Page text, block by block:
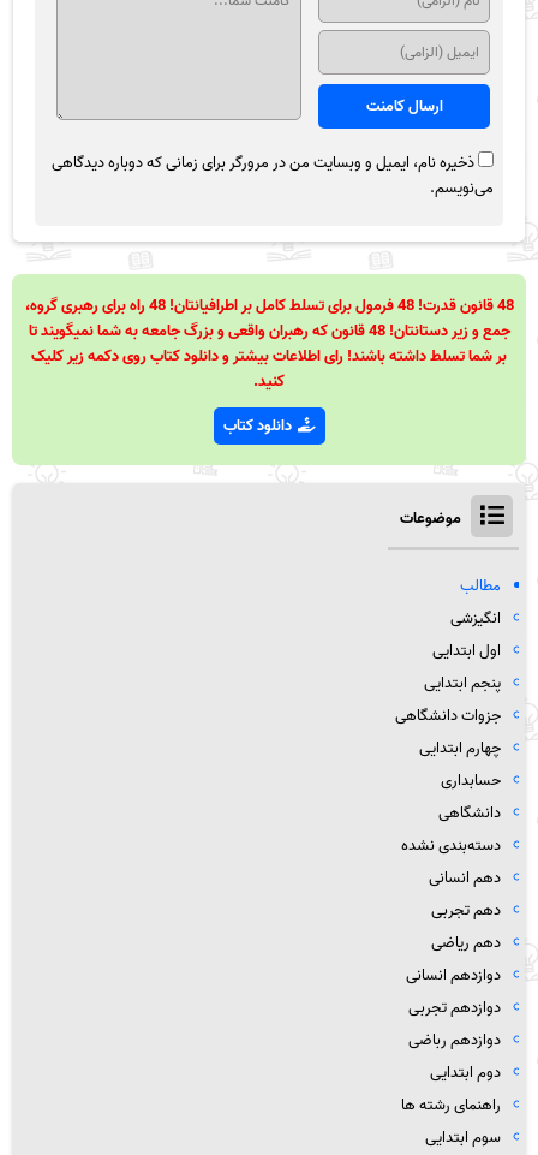
ذخیره نام، ایمیل و وبسایت من در مرورگر برای زمانی که دوباره دیدگاهی
می‌نویسم.
48 قانون قدرت! 48 فرمول برای تسلط کامل بر اطرافیانتان! 48 راه برای رهبری گروه،
جمع و زیر دستانتان! 48 قانون که رهبران واقعی و بزرگ جامعه به شما نمیگویند تا
بر شما تسلط داشته باشند! رای اطلاعات بیشتر و دانلود کتاب روی دکمه زیر کلیک
کنید.
دانلود کتاب
موضوعات
مطالب
انگیزشی
اول ابتدایی
پنجم ابتدایی
جزوات دانشگاهی
چهارم ابتدایی
حسابداری
دانشگاهی
دسته‌بندی نشده
دهم انسانی
دهم تجربی
دهم ریاضی
دوازدهم انسانی
دوازدهم تجربی
دوازدهم رباضی
دوم ابتدایی
راهنمای رشته ها
سوم ابتدایی